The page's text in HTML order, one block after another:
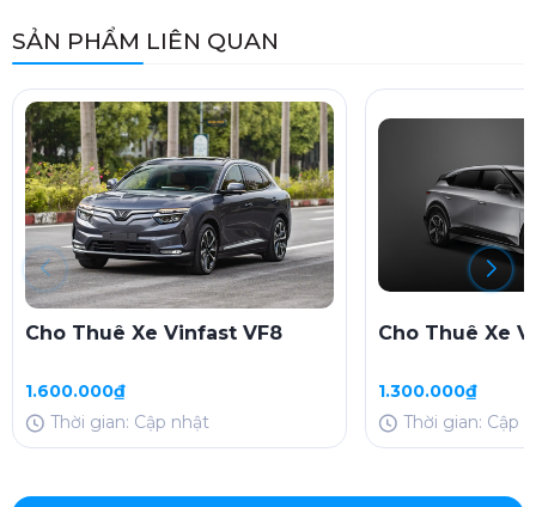
SẢN PHẨM LIÊN QUAN
Cho Thuê Xe Vinfast VF8
1.600.000₫
Thời gian: Cập nhật
Cho Thuê Xe
1.300.000₫
Thời gian: Cập